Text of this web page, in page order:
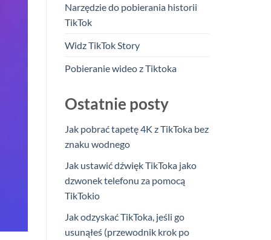
Narzędzie do pobierania historii
TikTok
Widz TikTok Story
Pobieranie wideo z Tiktoka
Ostatnie posty
Jak pobrać tapetę 4K z TikToka bez
znaku wodnego
Jak ustawić dźwięk TikToka jako
dzwonek telefonu za pomocą
TikTokio
Jak odzyskać TikToka, jeśli go
usunąłeś (przewodnik krok po